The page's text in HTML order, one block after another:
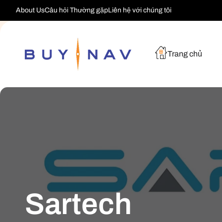
Đến Nội
Dung
About UsCâu hỏi Thường gặpLiên hệ với chúng tôi
Trang chủ
B
Sartech